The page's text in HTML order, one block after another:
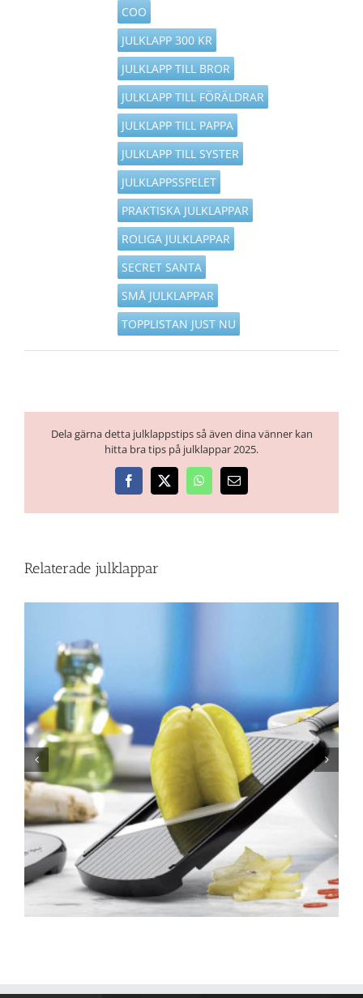
COO
JULKLAPP 300 KR
JULKLAPP TILL BROR
JULKLAPP TILL FÖRÄLDRAR
JULKLAPP TILL PAPPA
JULKLAPP TILL SYSTER
JULKLAPPSSPELET
PRAKTISKA JULKLAPPAR
ROLIGA JULKLAPPAR
SECRET SANTA
SMÅ JULKLAPPAR
TOPPLISTAN JUST NU
Dela gärna detta julklappstips så även dina vänner kan
hitta bra tips på julklappar 2025.
Facebook
X WhatsApp
E-
post
Relaterade julklappar